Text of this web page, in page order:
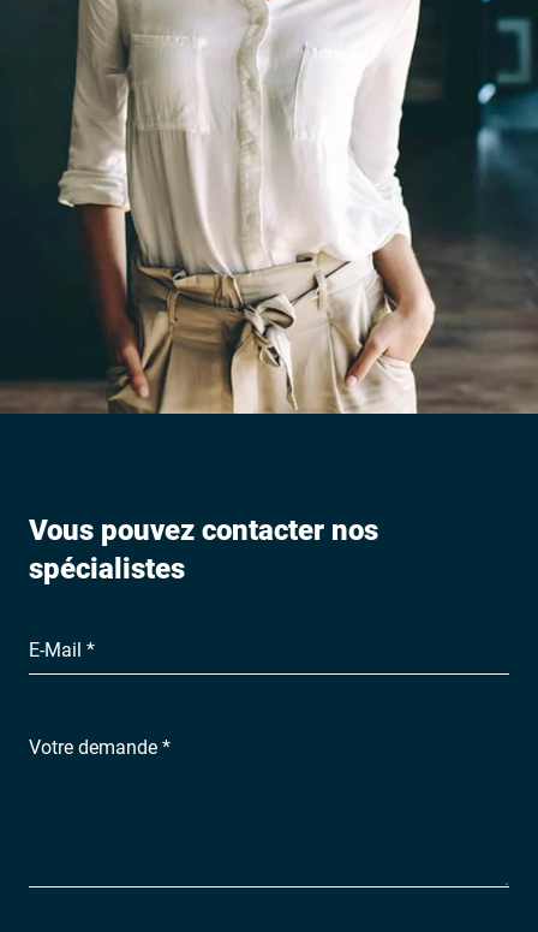
Vous pouvez contacter nos
spécialistes
E-Mail *
Votre demande *